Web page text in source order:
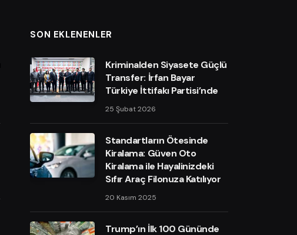
SON EKLENENLER
Kriminalden Siyasete Güçlü
Transfer: İrfan Bayar
Türkiye İttifakı Partisi’nde
25 Şubat 2026
Standartların Ötesinde
Kiralama: Güven Oto
Kiralama ile Hayalinizdeki
Sıfır Araç Filonuza Katılıyor
20 Kasım 2025
Trump’ın İlk 100 Gününde